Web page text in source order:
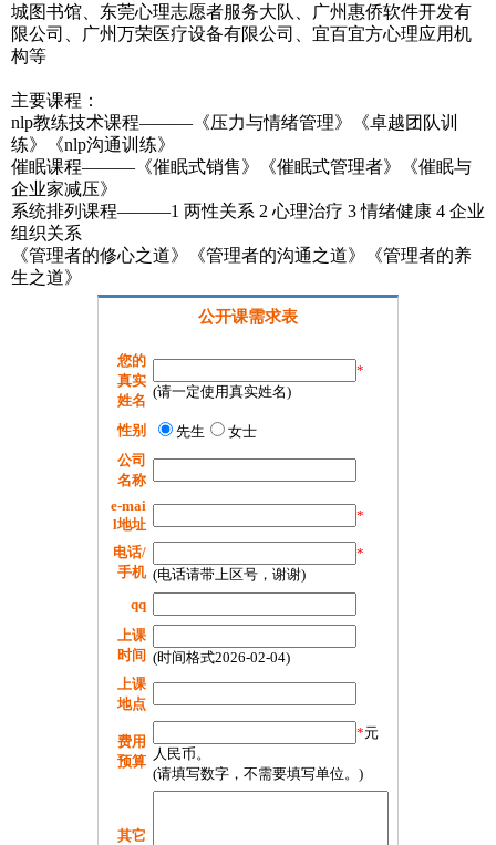
城图书馆、东莞心理志愿者服务大队、广州惠侨软件开发有
限公司、广州万荣医疗设备有限公司、宜百宜方心理应用机
构等
主要课程：
nlp教练技术课程———《压力与情绪管理》《卓越团队训
练》《nlp沟通训练》
催眠课程———《催眠式销售》《催眠式管理者》《催眠与
企业家减压》
系统排列课程———1 两性关系 2 心理治疗 3 情绪健康 4 企业
组织关系
《管理者的修心之道》《管理者的沟通之道》《管理者的养
生之道》
公开课需求表
您的
真实
姓名
*
(请一定使用真实姓名)
性别 先生
女士
公司
名称
e-mai
l地址
*
电话/
手机
*
(电话请带上区号，谢谢)
qq
上课
时间 (时间格式2026-02-04)
上课
地点
费用
预算
*元
人民币。
(请填写数字，不需要填写单位。)
其它